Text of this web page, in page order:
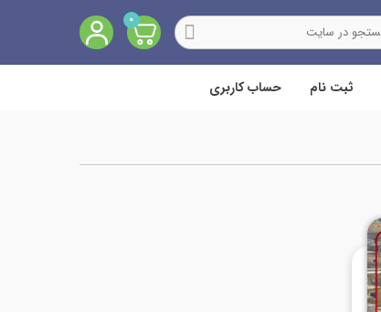
0
ثبت نام حساب کاربری